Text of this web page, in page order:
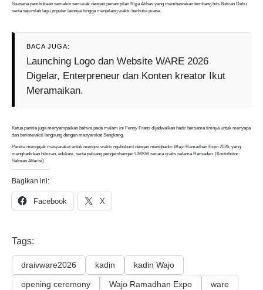
Suasana pembukaan semakin semarak dengan penampilan Rijja Abbas yang membawakan tembang hits Butiran Debu
serta sejumlah lagu populer lainnya hingga menjelang waktu berbuka puasa.
BACA JUGA:
Launching Logo dan Website WARE 2026
Digelar, Enterpreneur dan Konten kreator Ikut
Meramaikan.
Ketua panitia juga menyampaikan bahwa pada malam ini Fenny Frans dijadwalkan hadir bersama timnya untuk menyapa
dan berinteraksi langsung dengan masyarakat Sengkang.
Panitia mengajak masyarakat untuk mengisi waktu ngabuburit dengan menghadiri Wajo Ramadhan Expo 2026, yang
menghadirkan hiburan, edukasi, serta peluang pengembangan UMKM secara gratis selama Ramadan. (Kontributor:
Salman Alfarisi)
Bagikan ini:
Facebook X
Tags:
draivware2026 kadin kadin Wajo
opening ceremony Wajo Ramadhan Expo ware